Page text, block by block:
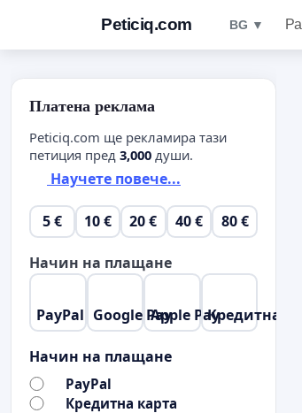
Peticiq.com BG ▼
Платена реклама
Peticiq.com ще рекламира тази
петиция пред 3,000 души.
Научете повече...
5 € 10 € 20 € 40 € 80 €
Начин на плащане
PayPal Google PayApple PayКредитна
Начин на плащане
PayPal
Кредитна карта